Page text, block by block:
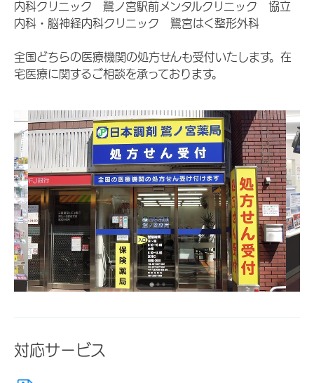
内科クリニック 鷺ノ宮駅前メンタルクリニック 協立
内科・脳神経内科クリニック 鷺宮はく整形外科
全国どちらの医療機関の処方せんも受付いたします。在
宅医療に関するご相談を承っております。
対応サービス